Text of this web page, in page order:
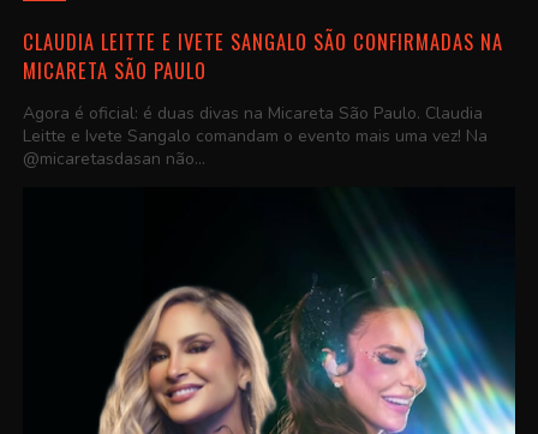
CLAUDIA LEITTE E IVETE SANGALO SÃO CONFIRMADAS NA
MICARETA SÃO PAULO
Agora é oficial: é duas divas na Micareta São Paulo. Claudia
Leitte e Ivete Sangalo comandam o evento mais uma vez! Na
@micaretasdasan não...